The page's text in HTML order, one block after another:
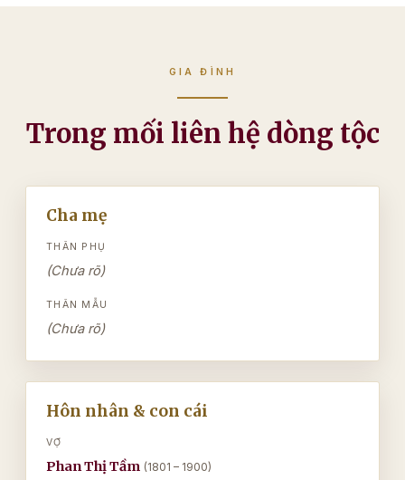
GIA ĐÌNH
Trong mối liên hệ dòng tộc
Cha mẹ
THÂN PHỤ
(Chưa rõ)
THÂN MẪU
(Chưa rõ)
Hôn nhân & con cái
VỢ
Phan Thị Tầm (1801 – 1900)